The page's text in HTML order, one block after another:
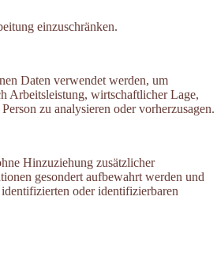
einzuschränken.
Daten verwendet werden, um
Arbeitsleistung, wirtschaftlicher Lage,
zu analysieren oder vorherzusagen.
Hinzuziehung zusätzlicher
gesondert aufbewahrt werden und
oder identifizierbaren